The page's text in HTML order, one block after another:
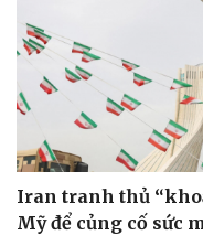
Doanh nghiệp
Thông tin doanh nghiệp
Doanh nghiệp 24h
Vì cộng đồng
Iran tranh thủ
Mỹ để củng cố sức